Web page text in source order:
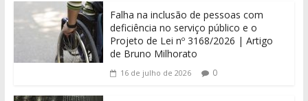
Falha na inclusão de pessoas com
deficiência no serviço público e o
Projeto de Lei nº 3168/2026 | Artigo
de Bruno Milhorato
16 de julho de 2026 0